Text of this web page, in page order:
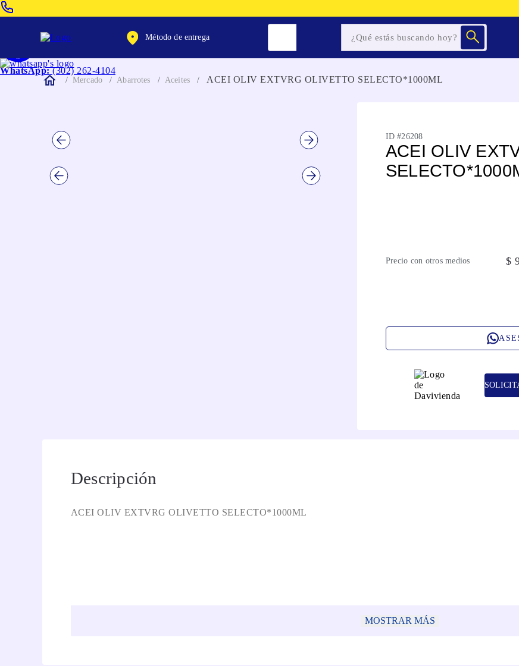
WhatsApp: (302) 262-4104
Método de entrega
Mercado Abarrotes Aceites ACEI OLIV EXTVRG OLIVETTO SELECTO*1000ML
ID #26208
ACEI OLIV
Precio con otros medios $
Descripción
ACEI OLIV EXTVRG OLIVETTO SELECTO*1000ML
MOSTRAR MÁS